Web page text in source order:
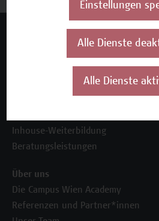
Inhouse-Weiterbildung
Beratungsleistungen
Über uns
Die Campus Wien Academy
Referenzen und Partner*innen
Einstellungen
Alle Dienste
Alle Dienste